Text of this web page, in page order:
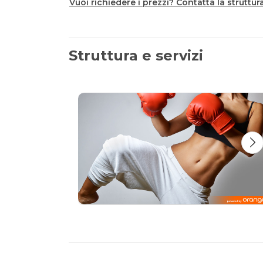
Vuoi richiedere i prezzi? Contatta la
Struttura e servizi